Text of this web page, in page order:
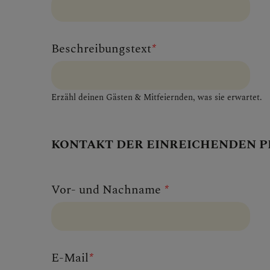
Beschreibungstext*
Erzähl deinen Gästen & Mitfeiernden, was sie erwartet.
KONTAKT DER EINREICHENDEN
Vor- und Nachname *
E-Mail*